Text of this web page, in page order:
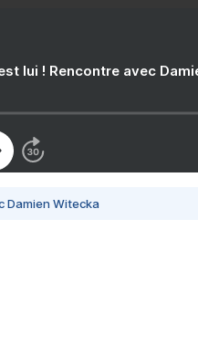
lui ! Rencontre avec
Damien Witecka